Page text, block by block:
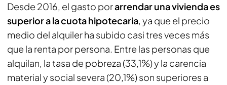
Desde 2016, el gasto porarrendar una vivienda es
superior a la cuota hipotecaria, ya que el precio
medio del alquiler ha subido casi tres veces más
que la renta por persona. Entre las personas que
alquilan, la tasa de pobreza (33,1%) y la carencia
material y social severa (20,1%) son superiores a